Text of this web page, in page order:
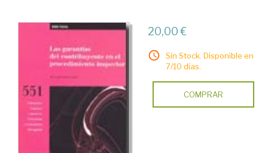
20,00 €
Sin Stock. Disponible en
7/10 días.
COMPRAR